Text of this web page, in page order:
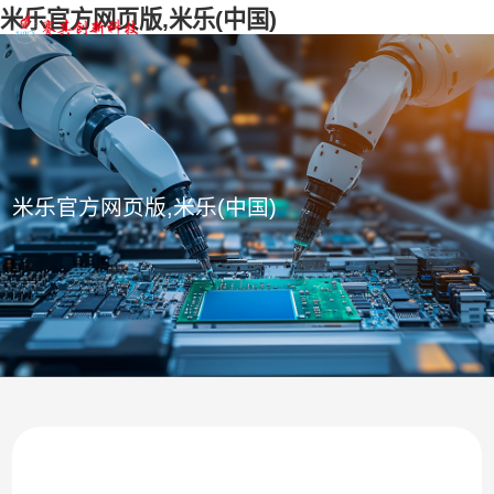
米乐官方网页版,米乐(中国)
米乐官方网页版,米乐(中国)